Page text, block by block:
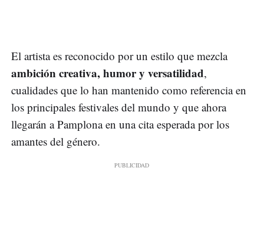
El artista es reconocido por un estilo que mezcla
ambición creativa, humor y versatilidad,
cualidades que lo han mantenido como referencia en
los principales festivales del mundo y que ahora
llegarán a Pamplona en una cita esperada por los
amantes del género.